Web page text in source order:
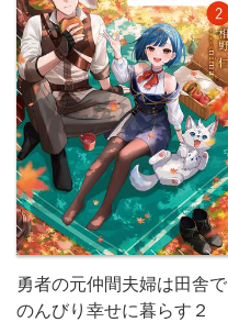
勇者の元仲間夫婦は田舎で
のんびり幸せに暮らす２